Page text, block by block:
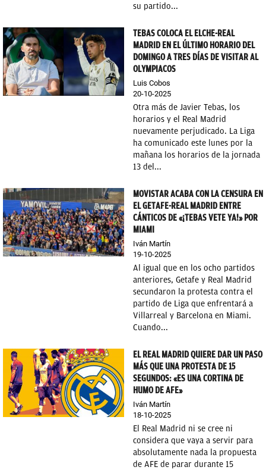
su partido...
TEBAS COLOCA EL ELCHE-REAL
MADRID EN EL ÚLTIMO HORARIO DEL
DOMINGO A TRES DÍAS DE VISITAR AL
OLYMPIACOS
Luis Cobos
20-10-2025
Otra más de Javier Tebas, los
horarios y el Real Madrid
nuevamente perjudicado. La Liga
ha comunicado este lunes por la
mañana los horarios de la jornada
13 del...
MOVISTAR ACABA CON LA CENSURA EN
EL GETAFE-REAL MADRID ENTRE
CÁNTICOS DE «¡TEBAS VETE YA!» POR
MIAMI
Iván Martín
19-10-2025
Al igual que en los ocho partidos
anteriores, Getafe y Real Madrid
secundaron la protesta contra el
partido de Liga que enfrentará a
Villarreal y Barcelona en Miami.
Cuando...
EL REAL MADRID QUIERE DAR UN PASO
MÁS QUE UNA PROTESTA DE 15
SEGUNDOS: «ES UNA CORTINA DE
HUMO DE AFE»
Iván Martín
18-10-2025
El Real Madrid ni se cree ni
considera que vaya a servir para
absolutamente nada la propuesta
de AFE de parar durante 15